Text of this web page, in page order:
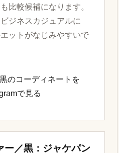
、グレー、黒、白を軸
休日でも合わせやすく